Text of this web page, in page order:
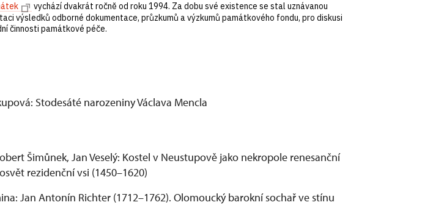
vychází dvakrát ročně od roku 1994. Za dobu své existence se stal uznávanou
výsledků odborné dokumentace, průzkumů a výzkumů památkového fondu, pro diskusi
činnosti památkové péče.
Stodesáté narozeniny Václava Mencla
Šimůnek, Jan Veselý: Kostel v Neustupově jako nekropole renesanční
rezidenční vsi (1450–1620)
Jan Antonín Richter (1712–1762). Olomoucký barokní sochař ve stínu